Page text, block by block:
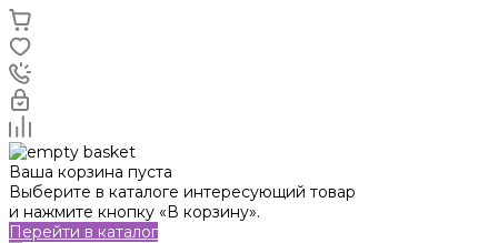
Ваша корзина пуста
Выберите в каталоге интересующий товар
и нажмите кнопку «В корзину».
Перейти в каталог